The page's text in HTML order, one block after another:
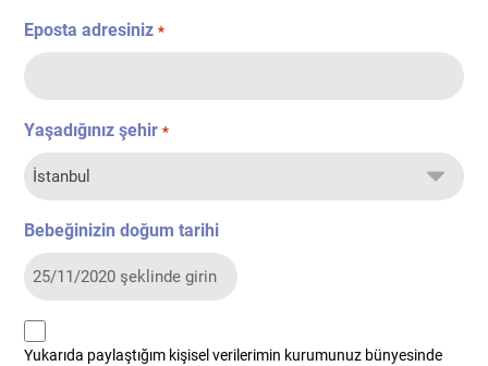
Eposta adresiniz *
Yaşadığınız şehir *
Bebeğinizin doğum tarihi
kvkk
*
Yukarıda paylaştığım kişisel verilerimin kurumunuz bünyesinde